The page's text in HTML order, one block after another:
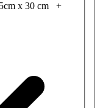
x 30 cm
+